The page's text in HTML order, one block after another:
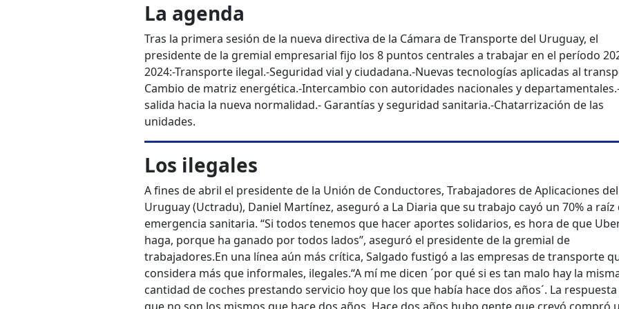
La agenda
Tras la primera sesión de la nueva directiva de la Cámara de Transporte del Uruguay, el
presidente de la gremial empresarial fijo los 8 puntos centrales a trabajar en el período
2024:-Transporte ilegal.-Seguridad vial y ciudadana.-Nuevas tecnologías aplicadas al
Cambio de matriz energética.-Intercambio con autoridades nacionales y departamentales.
salida hacia la nueva normalidad.- Garantías y seguridad sanitaria.-Chatarrización de las
unidades.
Los ilegales
A fines de abril el presidente de la Unión de Conductores, Trabajadores de Aplicaciones del
Uruguay (Uctradu), Daniel Martínez, aseguró a La Diaria que su trabajo cayó un 70% a raíz
emergencia sanitaria. “Si todos tenemos que hacer aportes solidarios, es hora de que
haga, porque ha ganado por todos lados”, aseguró el presidente de la gremial de
trabajadores.En una línea aún más crítica, Salgado fustigó a las empresas de transporte
considera más que informales, ilegales.“A mí me dicen ´por qué si es tan malo hay la
cantidad de coches prestando servicio hoy que los que había hace dos años´. La respuesta
que no son los mismos que hace dos años. Hace dos años hubo gente que creyó compró